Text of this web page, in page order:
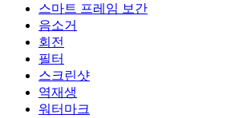
스마트 프레임 보간
음소거
회전
필터
스크린샷
역재생
워터마크